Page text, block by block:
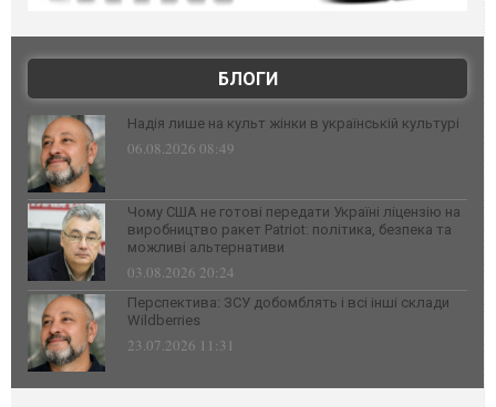
БЛОГИ
Надія лише на культ жінки в українській культурі
06.08.2026 08:49
Чому США не готові передати Україні ліцензію на
виробництво ракет Patriot: політика, безпека та
можливі альтернативи
03.08.2026 20:24
Перспектива: ЗСУ добомблять і всі інші склади
Wildberries
23.07.2026 11:31